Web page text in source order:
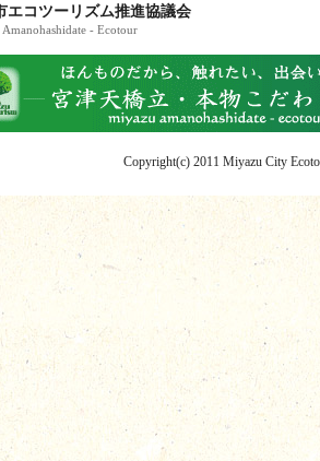
エコツーリズム推進協議会
- Ecotour
Copyright(c) 2011 Miyazu City